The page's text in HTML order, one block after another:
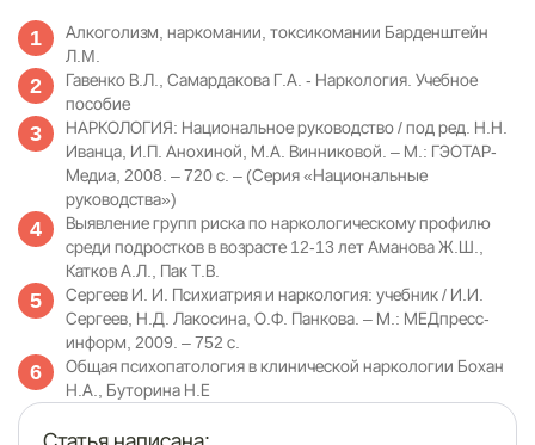
Алкоголизм, наркомании, токсикомании Барденштейн
Л.M.
Гавенко В.Л., Самардакова Г.А. - Наркология. Учебное
пособие
НАРКОЛОГИЯ: Национальное руководство / под ред. Н.Н.
Иванца, И.П. Анохиной, М.А. Винниковой. – М.: ГЭОТАР-
Медиа, 2008. – 720 с. – (Серия «Национальные
руководства»)
Выявление групп риска по наркологическому профилю
среди подростков в возрасте 12-13 лет Аманова Ж.Ш.,
Катков А.Л., Пак Т.В.
Сергеев И. И. Психиатрия и наркология: учебник / И.И.
Сергеев, Н.Д. Лакосина, О.Ф. Панкова. – М.: МЕДпресс-
информ, 2009. – 752 с.
Общая психопатология в клинической наркологии Бохан
Н.А., Буторина Н.Е